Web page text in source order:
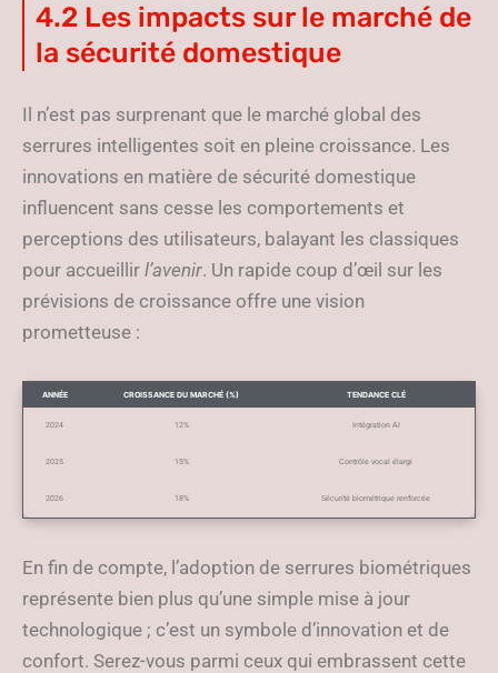
4.2 Les impacts sur le marché de
la sécurité domestique
Il n’est pas surprenant que le marché global des
serrures intelligentes soit en pleine croissance. Les
innovations en matière de sécurité domestique
influencent sans cesse les comportements et
perceptions des utilisateurs, balayant les classiques
pour accueillir l’avenir. Un rapide coup d’œil sur les
prévisions de croissance offre une vision
prometteuse :
ANNÉE CROISSANCE DU MARCHÉ (%) TENDANCE CLÉ
2024 12% Intégration AI
2025 15% Contrôle vocal élargi
2026 18% Sécurité biométrique renforcée
En fin de compte, l’adoption de serrures biométriques
représente bien plus qu’une simple mise à jour
technologique ; c’est un symbole d’innovation et de
confort. Serez-vous parmi ceux qui embrassent cette